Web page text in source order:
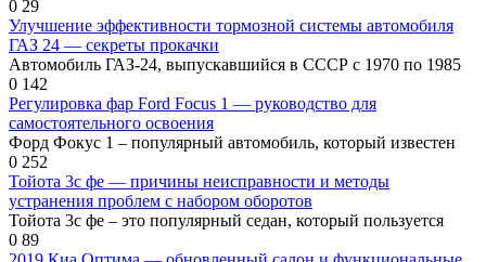
0 29
Улучшение эффективности тормозной системы автомобиля
ГАЗ 24 — секреты прокачки
Автомобиль ГАЗ-24, выпускавшийся в СССР с 1970 по 1985
0 142
Регулировка фар Ford Focus 1 — руководство для
самостоятельного освоения
Форд Фокус 1 – популярный автомобиль, который известен
0 252
Тойота 3с фе — причины неисправности и методы
устранения проблем с набором оборотов
Тойота 3с фе – это популярный седан, который пользуется
0 89